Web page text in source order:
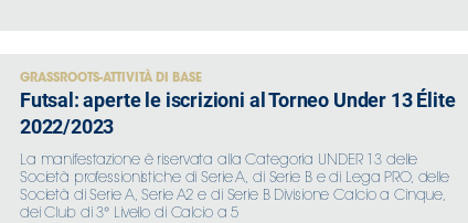
GRASSROOTS-ATTIVITÀ DI BASE
Futsal: aperte le iscrizioni al Torneo Under 13 Élite
2022/2023
La manifestazione è riservata alla Categoria UNDER 13 delle
Società professionistiche di Serie A, di Serie B e di Lega PRO, delle
Società di Serie A, Serie A2 e di Serie B Divisione Calcio a Cinque,
dei Club di 3° Livello di Calcio a 5